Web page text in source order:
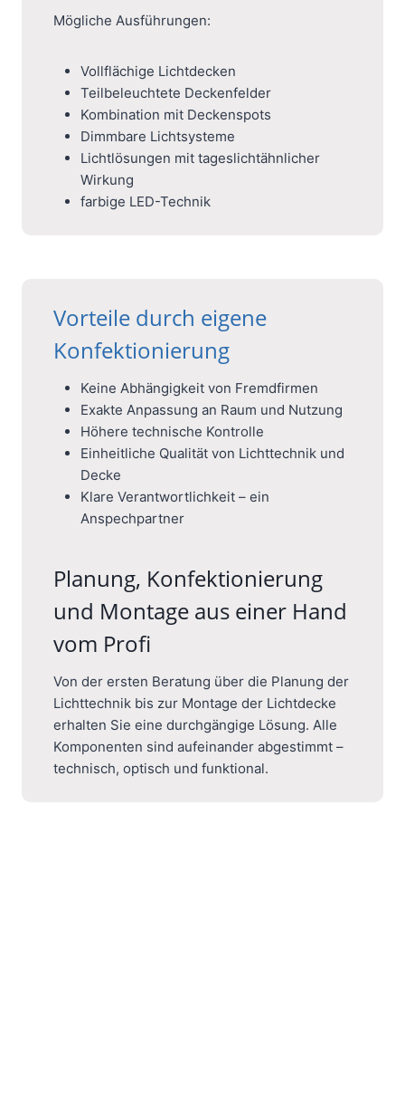
Mögliche Ausführungen:
Vollflächige Lichtdecken
Teilbeleuchtete Deckenfelder
Kombination mit Deckenspots
Dimmbare Lichtsysteme
Lichtlösungen mit tageslichtähnlicher
Wirkung
farbige LED-Technik
Vorteile durch eigene
Konfektionierung
Keine Abhängigkeit von Fremdfirmen
Exakte Anpassung an Raum und Nutzung
Höhere technische Kontrolle
Einheitliche Qualität von Lichttechnik und
Decke
Klare Verantwortlichkeit – ein
Anspechpartner
Planung, Konfektionierung
und Montage aus einer Hand
vom Profi
Von der ersten Beratung über die Planung der
Lichttechnik bis zur Montage der Lichtdecke
erhalten Sie eine durchgängige Lösung. Alle
Komponenten sind aufeinander abgestimmt –
technisch, optisch und funktional.